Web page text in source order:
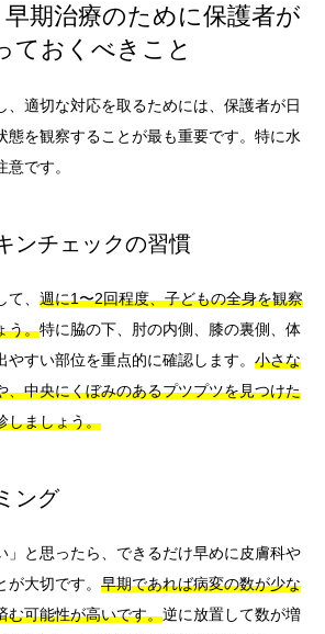
早期治療のために保護者が
ておくべきこと
、適切な対応を取るためには、保護者が日
態を観察することが最も重要です。特に水
です。
ンチェックの習慣
、 週に1〜2回程度、子どもの全身を観察
う。特に脇の下、肘の内側、膝の裏側、体
すい部位を重点的に確認します。 小さな
、中央にくぼみのあるプツプツを見つけた
しましょう。
ング
」と思ったら、できるだけ早めに皮膚科や
大切です。 早期であれば病変の数が少な
む可能性が高いです。逆に放置して数が増